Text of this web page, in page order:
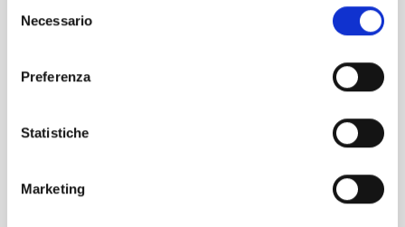
politica sui cookie qui
la nostra politica sulla
delNecessario
Preferenza
Statistiche
Marketing
Non hai trovato l'informazione